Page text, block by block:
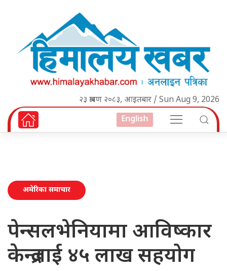
२३ श्रावण २०८३, आइतबार / Sun Aug 9, 2026
English
अमेरिका समाचार
पेन्सलभेनियामा आविष्कार
केन्द्रलाई ४५ लाख सहयोग